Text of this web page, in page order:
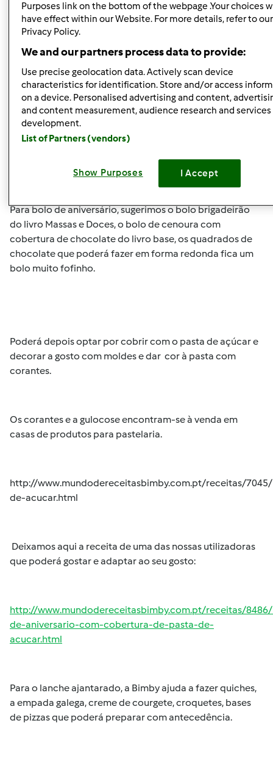
Qui, 2013-03-07 11:21
Olá RPonce,
Com a ajuda da Bimby, as festas são sempre um sucesso!
Para bolo de aniversário, sugerimos o bolo brigadeirão
do livro Massas e Doces, o bolo de cenoura com
cobertura de chocolate do livro base, os quadrados de
chocolate que poderá fazer em forma redonda fica um
bolo muito fofinho.
Poderá depois optar por cobrir com o pasta de açúcar e
decorar a gosto com moldes e dar cor à pasta com
corantes.
Os corantes e a gulocose encontram-se à venda em
casas de produtos para pastelaria.
http://www.mundodereceitasbimby.com.pt/receitas/
de-acucar.html
Deixamos aqui a receita de uma das nossas utilizadoras
que poderá gostar e adaptar ao seu gosto:
http://www.mundodereceitasbimby.com.pt/receitas/
de-aniversario-com-cobertura-de-pasta-de-
acucar.html
Para o lanche ajantarado, a Bimby ajuda a fazer quiches,
a empada galega, creme de courgete, croquetes, bases
de pizzas que poderá preparar com antecedência.
Purposes link on the bottom of the webpage .Your choices
have effect within our Website. For more details, refer to our
Privacy Policy.
We and our partners process data to provide:
Use precise geolocation data. Actively scan device
characteristics for identification. Store and/or access
on a device. Personalised advertising and content,
and content measurement, audience research and services
development.
List of Partners (vendors)
Show Purposes I Accept